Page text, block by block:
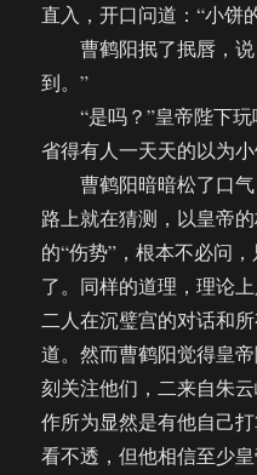
直入，开口问道：“小饼
曹鹤阳抿了抿唇，说
到。”
“是吗？”皇帝陛下玩
省得有人一天天的以为
曹鹤阳暗暗松了口气
路上就在猜测，以皇帝
的“伤势”，根本不必问
了。同样的道理，理论
二人在沉璧宫的对话和
道。然而曹鹤阳觉得皇
刻关注他们，二来自朱
作所为显然是有他自己
看不透，但他相信至少